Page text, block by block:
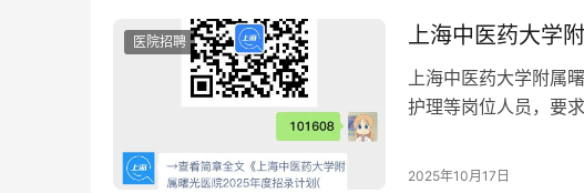
医院招聘 上海中医药大学
上海中医药大学附属
护理等岗位人员，要
2025年10月17日